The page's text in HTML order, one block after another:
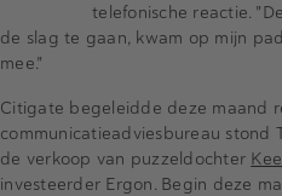
telefonische reactie.
de slag te gaan, kwam op mijn
mee."
Citigate begeleidde deze maand
communicatieadviesbureau stond
de verkoop van puzzeldochter
investeerder Ergon. Begin deze